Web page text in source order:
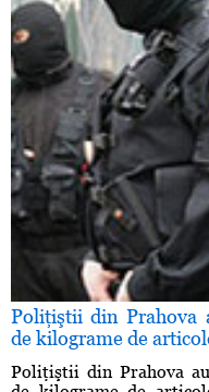
Poliţiştii din Prahova
de kilograme de
Poliţiştii din Prahova